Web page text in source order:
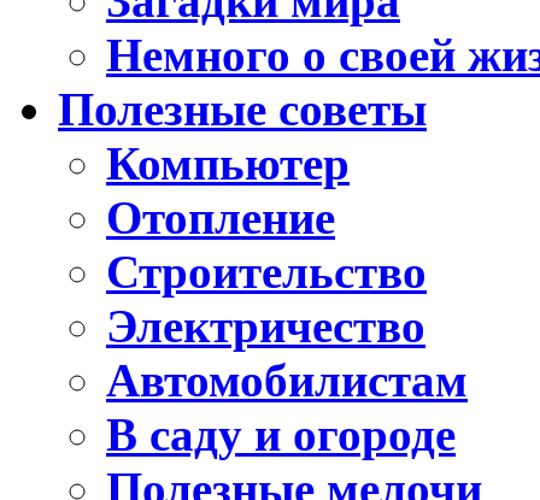
Немного о своей
Полезные советы
Компьютер
Отопление
Строительство
Электричество
Автомобилистам
В саду и огороде
Полезные мелочи